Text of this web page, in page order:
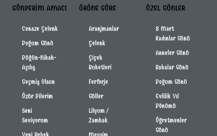
GÖNDERIM AMACI
Cenaze Çelenk
Doğum Günü
Düğün-Nikah-
Açılış
Geçmiş Olsun
Özür Dilerim
Seni
Seviyorum
ÜRÜNE GÖRE
Aranjmanlar
Çelenk
Çiçek
Buketleri
Ferforje
Güller
Lilyum /
Zambak
ÖZEL GÜNLER
8 Mart
Kadınlar Günü
Anneler Günü
Babalar Günü
Doğum Günü
Evlilik Yıl
Dönümü
Öğretmenler
Günü